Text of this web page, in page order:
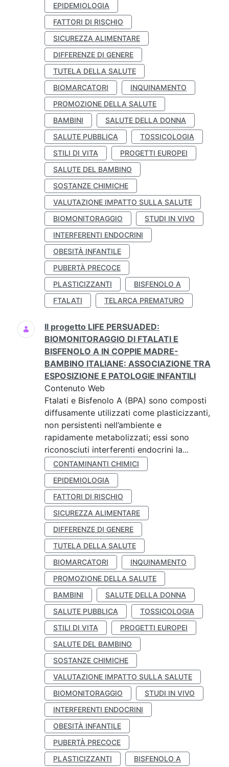
EPIDEMIOLOGIA
FATTORI DI RISCHIO
SICUREZZA ALIMENTARE
DIFFERENZE DI GENERE
TUTELA DELLA SALUTE
BIOMARCATORI
INQUINAMENTO
PROMOZIONE DELLA SALUTE
BAMBINI
SALUTE DELLA DONNA
SALUTE PUBBLICA
TOSSICOLOGIA
STILI DI VITA
PROGETTI EUROPEI
SALUTE DEL BAMBINO
SOSTANZE CHIMICHE
VALUTAZIONE IMPATTO SULLA SALUTE
BIOMONITORAGGIO
STUDI IN VIVO
INTERFERENTI ENDOCRINI
OBESITÀ INFANTILE
PUBERTÀ PRECOCE
PLASTICIZZANTI
BISFENOLO A
FTALATI
TELARCA PREMATURO
Il progetto LIFE PERSUADED:
BIOMONITORAGGIO DI FTALATI E
BISFENOLO A IN COPPIE MADRE-
BAMBINO ITALIANE: ASSOCIAZIONE TRA
ESPOSIZIONE E PATOLOGIE INFANTILI
Contenuto Web
Ftalati e Bisfenolo A (BPA) sono composti
diffusamente utilizzati come plasticizzanti,
non persistenti nell’ambiente e
rapidamente metabolizzati; essi sono
riconosciuti interferenti endocrini la...
CONTAMINANTI CHIMICI
EPIDEMIOLOGIA
FATTORI DI RISCHIO
SICUREZZA ALIMENTARE
DIFFERENZE DI GENERE
TUTELA DELLA SALUTE
BIOMARCATORI
INQUINAMENTO
PROMOZIONE DELLA SALUTE
BAMBINI
SALUTE DELLA DONNA
SALUTE PUBBLICA
TOSSICOLOGIA
STILI DI VITA
PROGETTI EUROPEI
SALUTE DEL BAMBINO
SOSTANZE CHIMICHE
VALUTAZIONE IMPATTO SULLA SALUTE
BIOMONITORAGGIO
STUDI IN VIVO
INTERFERENTI ENDOCRINI
OBESITÀ INFANTILE
PUBERTÀ PRECOCE
PLASTICIZZANTI
BISFENOLO A